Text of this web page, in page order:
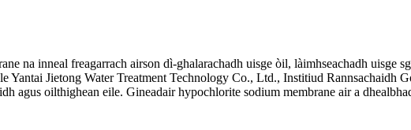
na inneal freagarrach airson dì-ghalarachadh uisge òil, làimhseachadh uisge
Yantai Jietong Water Treatment Technology Co., Ltd., Institiud Rannsachaidh
agus oilthighean eile. Gineadair hypochlorite sodium membrane air a